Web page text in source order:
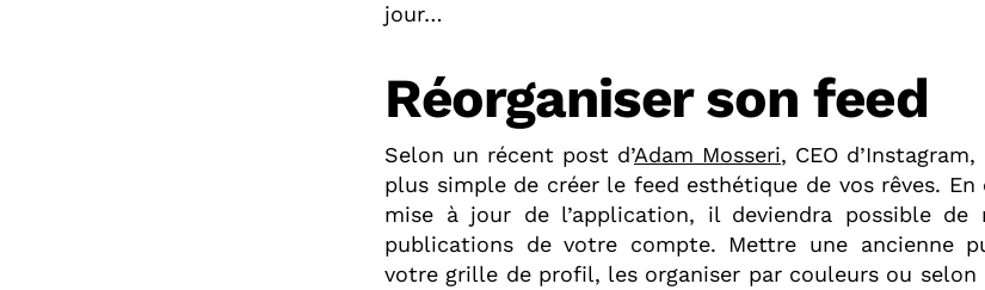
jour…
Réorganiser son feed
Selon un récent post d’Adam Mosseri, CEO
plus simple de créer le feed esthétique de vos rêves.
mise à jour de l’application, il deviendra possible de
publications de votre compte. Mettre une ancienne
votre grille de profil, les organiser par couleurs ou